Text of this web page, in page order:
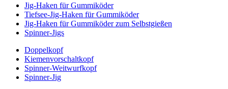
Jig-Haken für Gummiköder
Tiefsee-Jig-Haken für Gummiköder
Jig-Haken für Gummiköder zum Selbstgießen
Spinner-Jigs
Doppelkopf
Kiemenvorschaltkopf
Spinner-Weitwurfkopf
Spinner-Jig